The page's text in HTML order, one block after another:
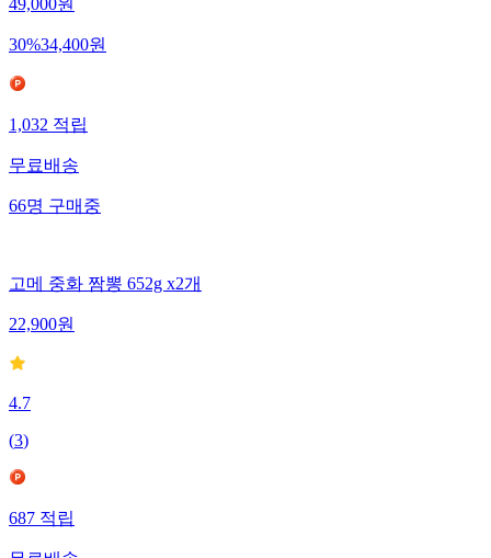
49,000원
30%34,400원
1,032적립
무료배송
66명구매중
고메 중화 짬뽕 652g x2개
22,900원
4.7
(3)
687적립